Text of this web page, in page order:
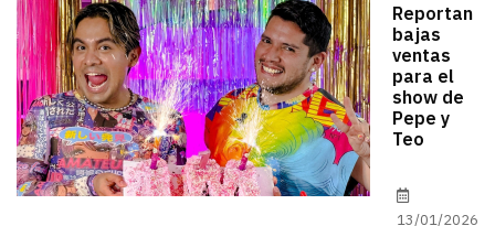
Reportan
bajas
ventas
para el
show de
Pepe y
Teo
13/01/2026